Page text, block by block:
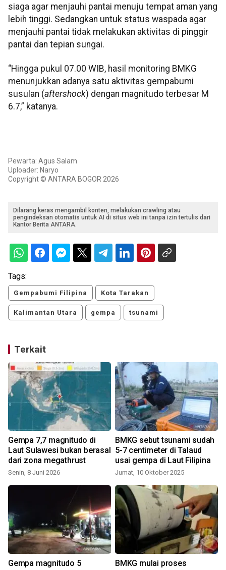
siaga agar menjauhi pantai menuju tempat aman yang
lebih tinggi. Sedangkan untuk status waspada agar
menjauhi pantai tidak melakukan aktivitas di pinggir
pantai dan tepian sungai.
“Hingga pukul 07.00 WIB, hasil monitoring BMKG
menunjukkan adanya satu aktivitas gempabumi
susulan (aftershock) dengan magnitudo terbesar M
6.7,” katanya.
Pewarta: Agus Salam
Uploader: Naryo
Copyright © ANTARA BOGOR 2026
Dilarang keras mengambil konten, melakukan crawling atau
pengindeksan otomatis untuk AI di situs web ini tanpa izin tertulis dari
Kantor Berita ANTARA.
Tags:
Gempabumi Filipina Kota Tarakan
Kalimantan Utara gempa tsunami
Terkait
Gempa 7,7 magnitudo di
Laut Sulawesi bukan berasal
dari zona megathrust
Senin, 8 Juni 2026
BMKG sebut tsunami sudah
5-7 centimeter di Talaud
usai gempa di Laut Filipina
Jumat, 10 Oktober 2025
Gempa magnitudo 5
BMKG mulai proses